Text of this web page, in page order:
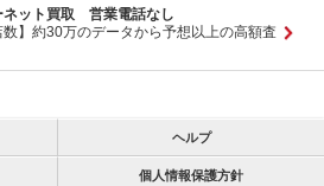
ネット買取 営業電話なし
数】約30万のデータから予想以上の高額査
ヘルプ
個人情報保護方針